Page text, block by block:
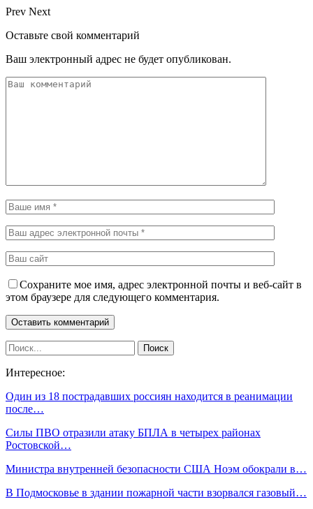
Prev Next
Оставьте свой комментарий
Ваш электронный адрес не будет опубликован.
Сохраните мое имя, адрес электронной почты и веб-сайт в
этом браузере для следующего комментария.
Интересное:
Один из 18 пострадавших россиян находится в реанимации
после…
Силы ПВО отразили атаку БПЛА в четырех районах
Ростовской…
Министра внутренней безопасности США Ноэм обокрали в…
В Подмосковье в здании пожарной части взорвался газовый…